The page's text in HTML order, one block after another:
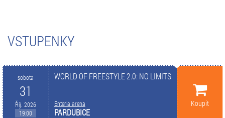
VSTUPENKY
sobota
31
Říj. 2026
19:00
WORLD OF FREESTYLE 2.0: NO LIMITS
Enteria arena
PARDUBICE
Koupit